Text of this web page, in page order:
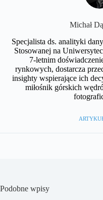
Michał
Specjalista ds. analityki
Stosowanej na
7-letnim
rynkowych, dostarcza
insighty wspierające ich
miłośnik górskich
Podobne wpisy